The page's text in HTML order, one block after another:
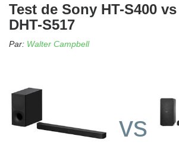
Test de Sony HT-S400
DHT-S517
Par: Walter Campbell
vs